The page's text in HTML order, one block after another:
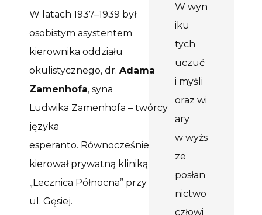
W latach 1937–1939 był
osobistym asystentem
kierownika oddziału
okulistycznego, dr. Adama
Zamenhofa, syna
Ludwika Zamenhofa – twórcy
języka
esperanto. Równocześnie
kierował prywatną kliniką
„Lecznica Północna” przy
ul. Gęsiej.
W wyn
iku
tych
uczuć
i myśli
oraz wi
ary
w wyżs
ze
posłan
nictwo
człowi